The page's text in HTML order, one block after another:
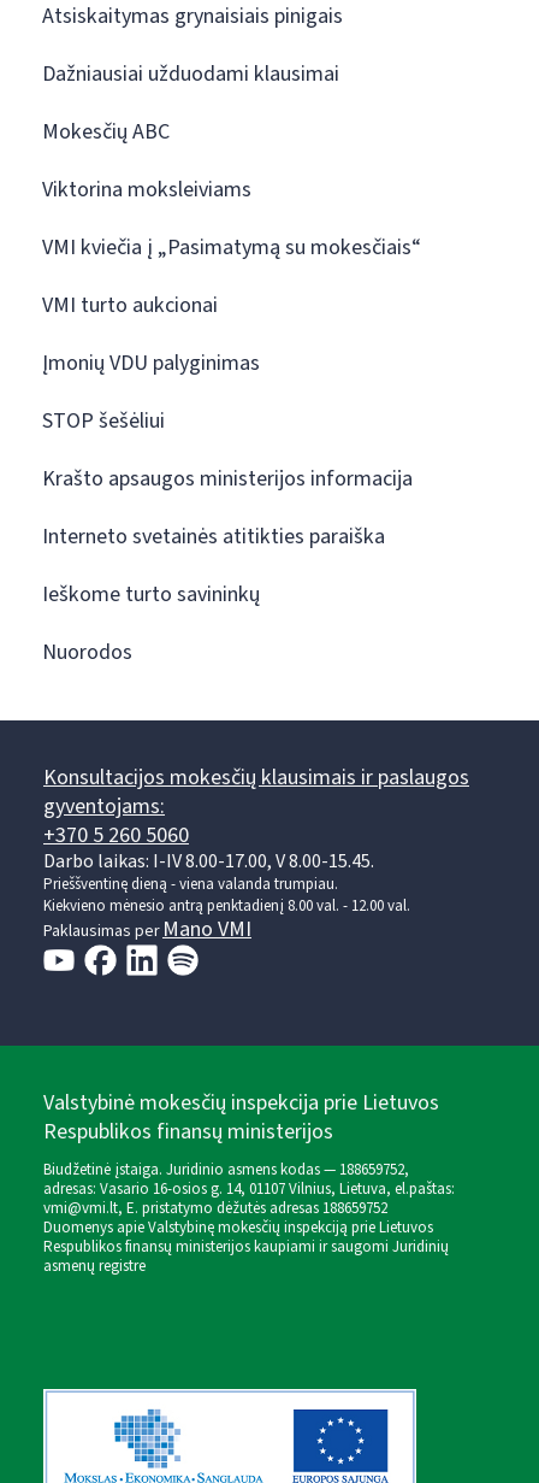
Atsiskaitymas grynaisiais pinigais
Dažniausiai užduodami klausimai
Mokesčių ABC
Viktorina moksleiviams
VMI kviečia į „Pasimatymą su mokesčiais“
VMI turto aukcionai
Įmonių VDU palyginimas
STOP šešėliui
Krašto apsaugos ministerijos informacija
Interneto svetainės atitikties paraiška
Ieškome turto savininkų
Nuorodos
Konsultacijos mokesčių klausimais ir paslaugos
gyventojams:
+370 5 260 5060
Darbo laikas: I-IV 8.00-17.00, V 8.00-15.45.
Prieššventinę dieną - viena valanda trumpiau.
Kiekvieno mėnesio antrą penktadienį 8.00 val. - 12.00 val.
Paklausimas perMano VMI
Valstybinė mokesčių inspekcija prie Lietuvos
Respublikos finansų ministerijos
Biudžetinė įstaiga. Juridinio asmens kodas — 188659752,
adresas: Vasario 16-osios g. 14, 01107 Vilnius, Lietuva, el.paštas:
vmi@vmi.lt, E. pristatymo dėžutės adresas 188659752
Duomenys apie Valstybinę mokesčių inspekciją prie Lietuvos
Respublikos finansų ministerijos kaupiami ir saugomi Juridinių
asmenų registre